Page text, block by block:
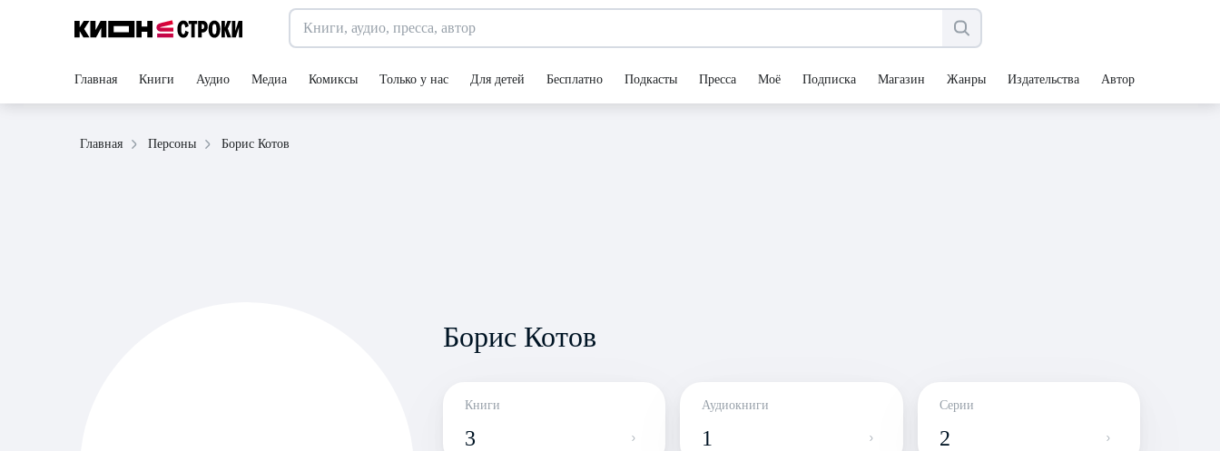
Главная Книги Аудио Медиа Комиксы Только у нас Для детей Бесплатно Подкасты Пресса Моё Подписка Магазин Жанры Издательства Авторы
Главная Персоны Борис Котов
Борис Котов
Книги
3
Аудиокниги
1
Серии
2